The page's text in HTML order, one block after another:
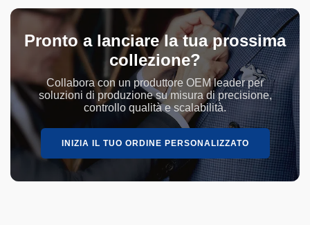
Pronto a lanciare la tua prossima
collezione?
Collabora con un produttore OEM leader per
soluzioni di produzione su misura di precisione,
controllo qualità e scalabilità.
INIZIA IL TUO ORDINE PERSONALIZZATO